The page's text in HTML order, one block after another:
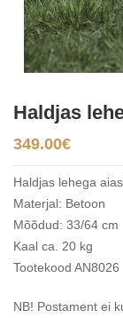
Haldjas
349.00€
Haldjas lehega
Materjal: Betoon
Mõõdud: 33/64 cm
Kaal ca. 20 kg
Tootekood AN8026
NB! Postament ei